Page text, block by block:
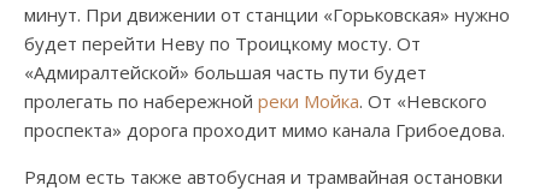
минут. При движении от станции «Горьковская» нужно
будет перейти Неву по Троицкому мосту. От
«Адмиралтейской» большая часть пути будет
пролегать по набережной реки Мойка. От «Невского
проспекта» дорога проходит мимо канала Грибоедова.
Рядом есть также автобусная и трамвайная остановки